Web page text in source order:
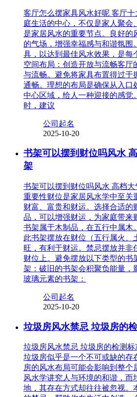
客厅怎么摆家具风水好呢 客厅
庭生活的中心，不仅是家人聚会
是家居风水的重要节点。良好的
的气场，增强幸福感与和谐氛围
具，以达到最佳风水效果，是每
空间布局：创造开放与流畅客厅
与流畅。避免将家具布置得过于
通畅。理想的布局是确保从入口
中心区域，给人一种迎接的感觉
时，建议
公司起名
2025-10-20
书架可以摆到财位吗风水
架
书架可以摆到财位吗风水 高档
重要性财位是家居风水学中至关
财富、富贵和财运。选择合适的
品，可以增强财运，为家庭带来
书架属于木制品，在五行中属木
此书架摆放在财位（五行属火、
旺，有利于财运。禁忌摆放并非
财位上。避免摆放以下类型的书
架：破旧的书架会积聚负能量，
玻璃元素的书架：
公司起名
2025-10-20
垃圾房风水禁忌 垃圾房的
垃圾房风水禁忌 垃圾房的检测标
垃圾房似乎是一个不可或缺的存
房的风水布局可能会影响到整个
风水学讲究人与环境的和谐，而
地，其存在方式却往往被忽视。